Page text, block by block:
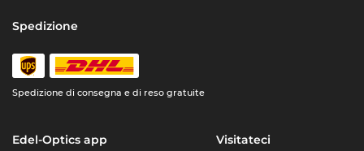
Spedizione
Spedizione di consegna e di reso gratuite
Edel-Optics app Visitateci